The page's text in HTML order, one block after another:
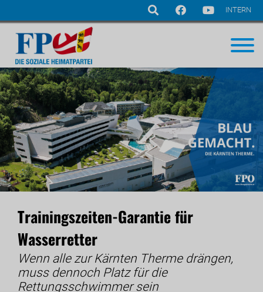
Navigation
überspringen
INTERN
Trainingszeiten-Garantie für
Wasserretter
Wenn alle zur Kärnten Therme drängen,
muss dennoch Platz für die
Rettungsschwimmer sein